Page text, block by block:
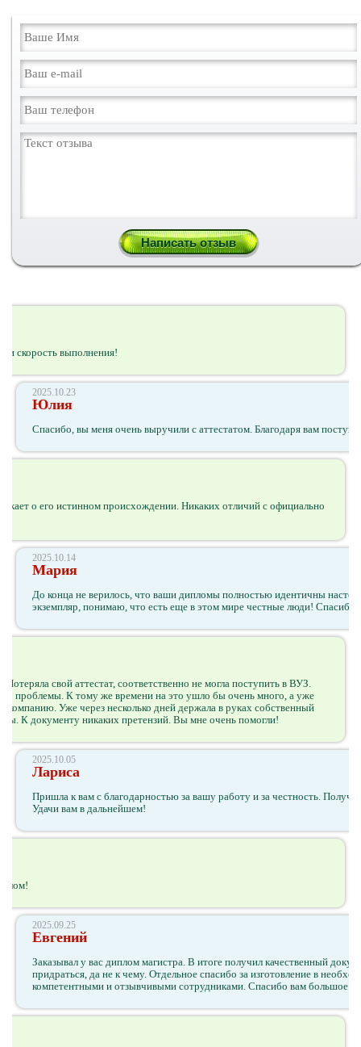
и скорость выполнения!
2025.10.23
Юлия
Спасибо, вы меня очень выручили с аттестатом. Благодаря вам
о его истинном происхождении. Никаких отличий с официально
2025.10.14
Мария
До конца не верилось, что ваши дипломы полностью идентичны
экземпляр, понимаю, что есть еще в этом мире честные люди! Спасибо
свой аттестат, соответственно не могла поступить в ВУЗ.
то проблемы. К тому же времени на это ушло бы очень много, а уже
Уже через несколько дней держала в руках собственный
К документу никаких претензий. Вы мне очень помогли!
2025.10.05
Лариса
Пришла к вам с благодарностью за вашу работу и за честность.
Удачи вам в дальнейшем!
2025.09.25
Евгений
Заказывал у вас диплом магистра. В итоге получил качественный
придраться, да не к чему. Отдельное спасибо за изготовление в
компетентными и отзывчивыми сотрудниками. Спасибо вам большое!